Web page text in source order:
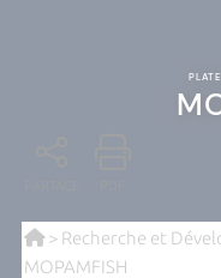
> Recherche et
MOPAMFISH